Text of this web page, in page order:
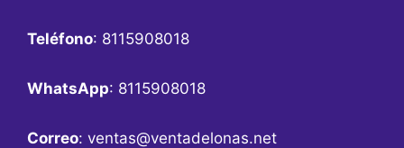
Teléfono: 8115908018
WhatsApp: 8115908018
Correo: ventas@ventadelonas.net